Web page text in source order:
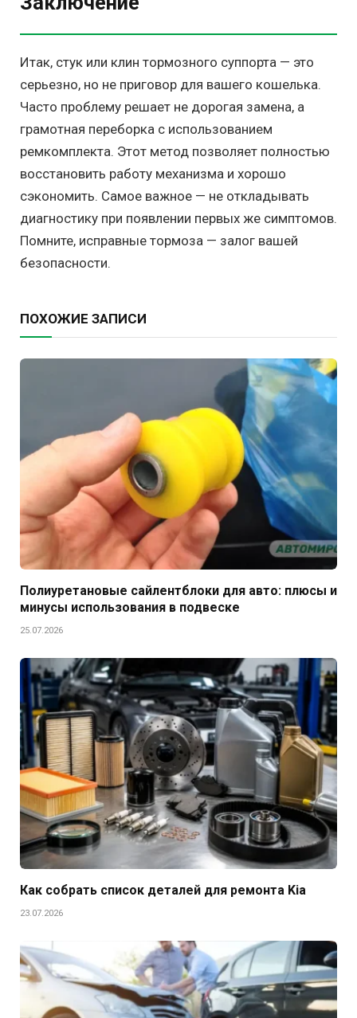
Итак, стук или клин тормозного суппорта — это
серьезно, но не приговор для вашего кошелька.
Часто проблему решает не дорогая замена, а
грамотная переборка с использованием
ремкомплекта. Этот метод позволяет полностью
восстановить работу механизма и хорошо
сэкономить. Самое важное — не откладывать
диагностику при появлении первых же симптомов.
Помните, исправные тормоза — залог вашей
безопасности.
ПОХОЖИЕ ЗАПИСИ
Полиуретановые сайлентблоки для авто: плюсы и
минусы использования в подвеске
25.07.2026
Как собрать список деталей для ремонта Kia
23.07.2026